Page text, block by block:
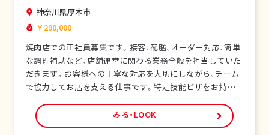
神奈川県厚木市
￥290,000
焼肉店での正社員募集です。接客、配膳、オーダー対応、簡単
な調理補助など、店舗運営に関わる業務全般を担当していた
だきます。お客様への丁寧な対応を大切にしながら、チーム
で協力してお店を支える仕事です。特定技能ビザをお持ちの
経験の方でも研修制度があり、日本の飲食サービスを基礎か
ら学べます。正社員として安定した雇用形態で、長期的なキ
みる・LOOK